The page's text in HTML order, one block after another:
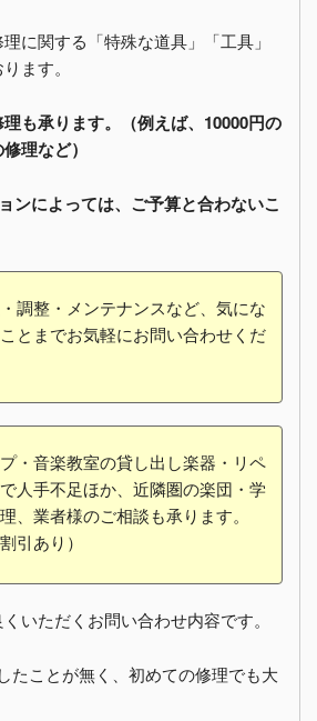
に関する「特殊な道具」「工具」
ます。
も承ります。（例えば、10000円の
理など）
ンによっては、ご予算と合わないこ
調整・メンテナンスなど、気にな
とまでお気軽にお問い合わせくだ
・音楽教室の貸し出し楽器・リペ
人手不足ほか、近隣圏の楽団・学
、業者様のご相談も承ります。
引あり）
いただくお問い合わせ内容です。
たことが無く、初めての修理でも大